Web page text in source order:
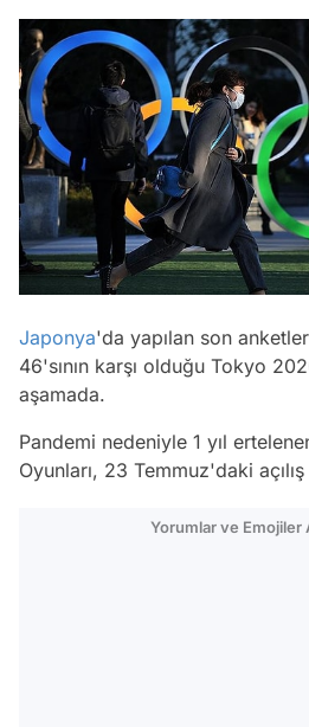
Japonya'da yapılan son
46'sının karşı olduğu Tokyo
aşamada.
Pandemi nedeniyle 1 yıl
Oyunları, 23 Temmuz'daki
Yorumlar ve Emojiler